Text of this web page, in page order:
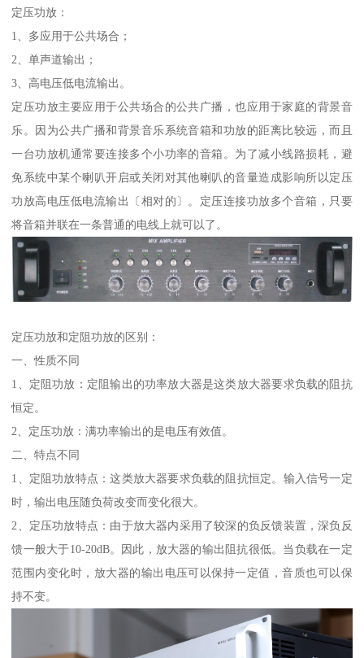
定压功放：
1、多应用于公共场合；
2、单声道输出；
3、高电压低电流输出。
定压功放主要应用于公共场合的公共广播，也应用于家庭的背景音
乐。因为公共广播和背景音乐系统音箱和功放的距离比较远，而且
一台功放机通常要连接多个小功率的音箱。为了减小线路损耗，避
免系统中某个喇叭开启或关闭对其他喇叭的音量造成影响所以定压
功放高电压低电流输出〔相对的〕。定压连接功放多个音箱，只要
将音箱并联在一条普通的电线上就可以了。
定压功放和定阻功放的区别：
一、性质不同
1、定阻功放：定阻输出的功率放大器是这类放大器要求负载的阻抗
恒定。
2、定压功放：满功率输出的是电压有效值。
二、特点不同
1、定阻功放特点：这类放大器要求负载的阻抗恒定。输入信号一定
时，输出电压随负荷改变而变化很大。
2、定压功放特点：由于放大器内采用了较深的负反馈装置，深负反
馈一般大于10-20dB。因此，放大器的输出阻抗很低。当负载在一定
范围内变化时，放大器的输出电压可以保持一定值，音质也可以保
持不变。